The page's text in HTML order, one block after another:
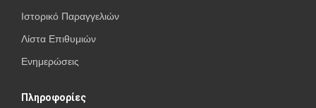
Ιστορικό Παραγγελιών
Λίστα Επιθυμιών
Ενημερώσεις
Πληροφορίες